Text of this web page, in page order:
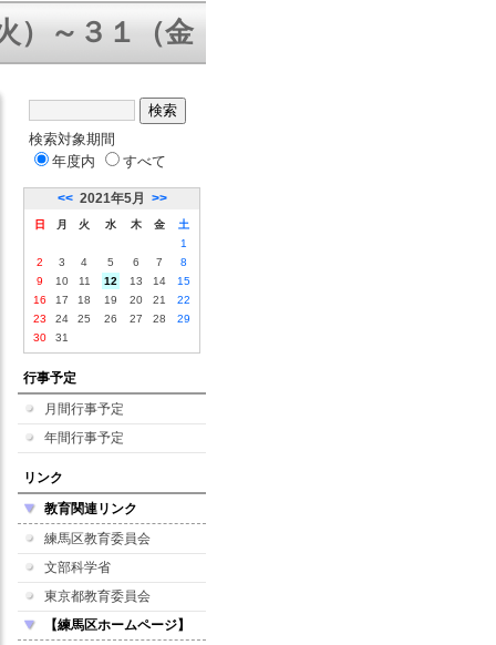
～３１（金）三者面談 ８／５（
検索対象期間
年度内
すべて
<< 2021年5月 >>
日 月 火 水 木 金
土
1
2
3 4 5 6 7
8
9
10 11 12 13 14
15
16
17 18 19 20 21
22
23
24 25 26 27 28
29
30
31
行事予定
月間行事予定
年間行事予定
リンク
教育関連リンク
練馬区教育委員会
文部科学省
東京都教育委員会
【練馬区ホームページ】